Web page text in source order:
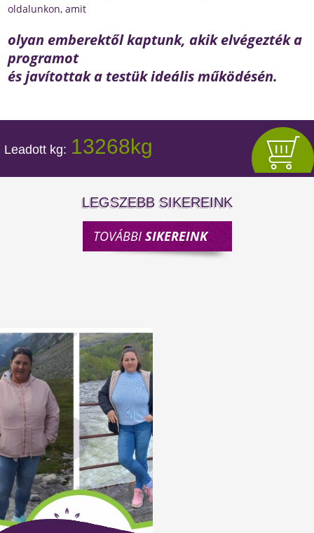
oldalunkon, amit
olyan emberektől kaptunk, akik elvégezték a
programot
és javítottak a testük ideális működésén.
LEGSZEBB SIKEREINK
TOVÁBBISIKEREINK